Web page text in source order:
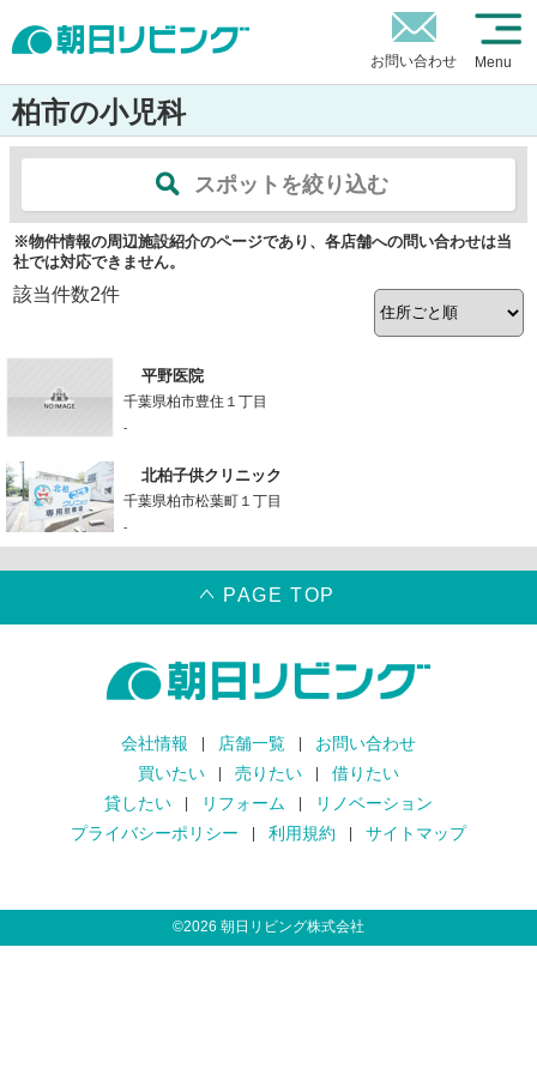
お問い合わせ Menu
柏市の小児科
スポットを絞り込む
※物件情報の周辺施設紹介のページであり、各店舗への問い合わせは当
社では対応できません。
該当件数2件
平野医院
千葉県柏市豊住１丁目
-
北柏子供クリニック
千葉県柏市松葉町１丁目
-
PAGE TOP
会社情報 店舗一覧
お問い合わせ
買いたい
売りたい
借りたい
貸したい
リフォーム
リノベーション
プライバシーポリシー
利用規約 サイトマップ
©2026 朝日リビング株式会社